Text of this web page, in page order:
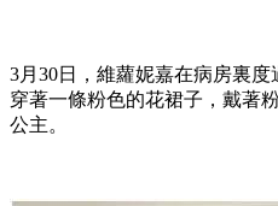
3月30日，維蘿妮嘉在病房裏
穿著一條粉色的花裙子，戴著
公主。